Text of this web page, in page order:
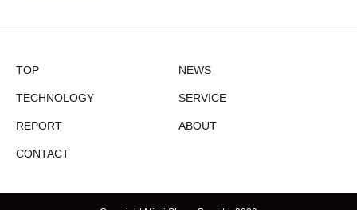
TOP NEWS
TECHNOLOGY SERVICE
REPORT ABOUT
CONTACT